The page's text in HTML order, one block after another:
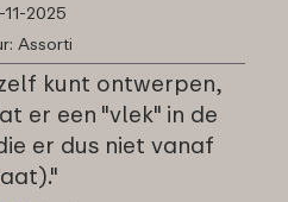
2025
Assorti
kunt ontwerpen,
er een "vlek" in de
er dus niet vanaf